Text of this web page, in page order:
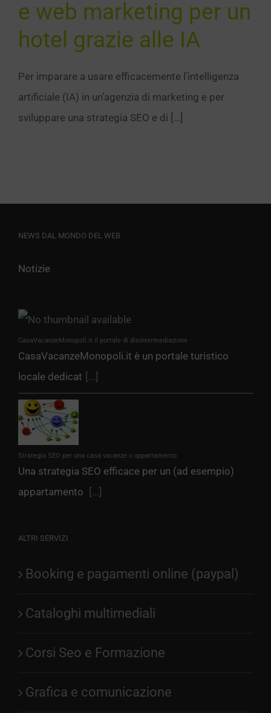
e web marketing per un
hotel grazie alle IA
Per imparare a usare efficacemente l’intelligenza
artificiale (IA) in un’agenzia di marketing e per
sviluppare una strategia SEO e di […]
NEWS DAL MONDO DEL WEB
Notizie
CasaVacanzeMonopoli.it il portale di disintermediazione
CasaVacanzeMonopoli.it è un portale turistico
locale dedicat [...]
Strategia SEO per una casa vacanze o appartamento
Una strategia SEO efficace per un (ad esempio)
appartamento
[...]
ALTRI SERVIZI
Booking e pagamenti online (paypal)
Cataloghi multimediali
Corsi Seo e Formazione
Grafica e comunicazione